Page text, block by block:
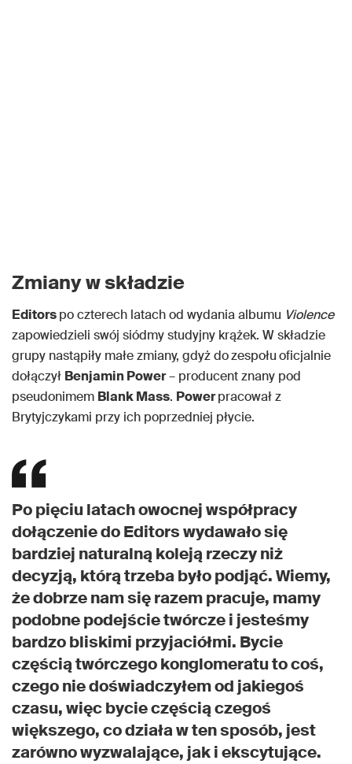
Zmiany w składzie
Editorspo czterech latach od wydania albumu Violence
zapowiedzieli swój siódmy studyjny krążek. W składzie
grupy nastąpiły małe zmiany, gdyż dozespołuoficjalnie
dołączył Benjamin Power– producent znany pod
pseudonimem Blank Mass. Powerpracował z
Brytyjczykami przy ich poprzedniej płycie.
Po pięciu latach owocnej współpracy
dołączenie do Editors wydawało się
bardziej naturalną koleją rzeczy niż
decyzją, którą trzeba było podjąć. Wiemy,
że dobrze nam się razem pracuje, mamy
podobne podejście twórcze i jesteśmy
bardzo bliskimi przyjaciółmi. Bycie
częścią twórczego konglomeratu to coś,
czego nie doświadczyłem od jakiegoś
czasu, więc bycie częścią czegoś
większego, co działa w ten sposób, jest
zarówno wyzwalające, jak i ekscytujące.